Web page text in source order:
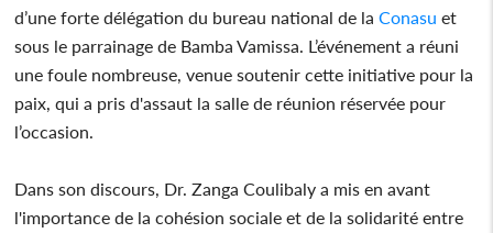
d’une forte délégation du bureau national de laConasu et
sous le parrainage de Bamba Vamissa. L’événement a réuni
une foule nombreuse, venue soutenir cette initiative pour la
paix, qui a pris d'assaut la salle de réunion réservée pour
l’occasion.
Dans son discours, Dr. Zanga Coulibaly a mis en avant
l'importance de la cohésion sociale et de la solidarité entre